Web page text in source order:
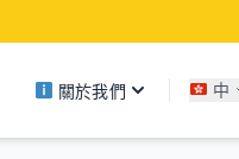
關於我們 中